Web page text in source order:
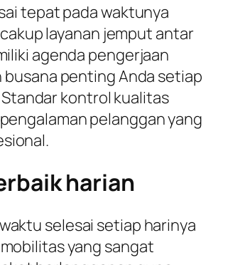
tepat pada waktunya
layanan jemput antar
agenda pengerjaan
penting Anda setiap
kontrol kualitas
pelanggan yang
harian
selesai setiap harinya
yang sangat